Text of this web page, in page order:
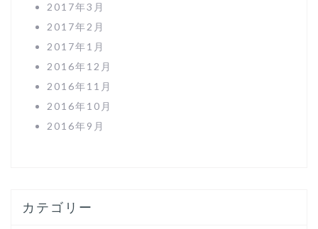
2017年3月
2017年2月
2017年1月
2016年12月
2016年11月
2016年10月
2016年9月
カテゴリー